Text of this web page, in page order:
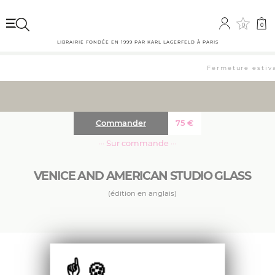
0 0
LIBRAIRIE FONDÉE EN 1999 PAR KARL LAGERFELD À PARIS
Fermeture
VENICE AND AMERICAN STUDIO GLASS
(édition en anglais)
75€
Commander
··· Sur commande ···
Sottsass, Marinot, Carlo Scarpa et d’autres, ce
nouveau volume de la collection de Skira sur le